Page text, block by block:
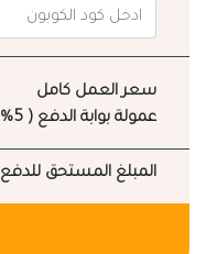
سعر العمل كامل
عمولة بوابة الدفع ( 5%)
المبلغ المستحق للدفع